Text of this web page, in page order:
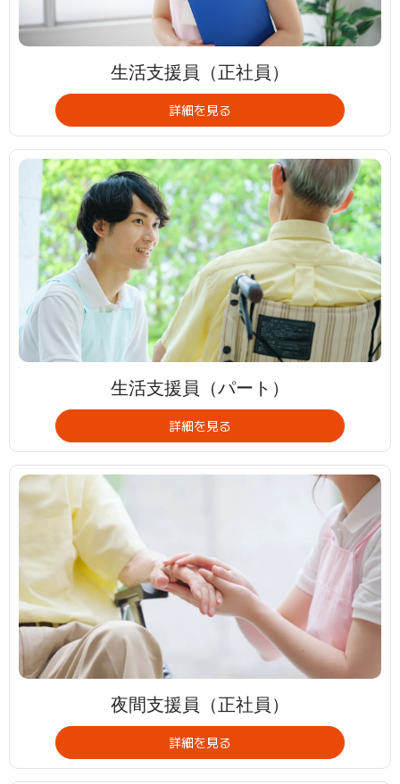
生活支援員（正社員）
詳細を見る
生活支援員（パート）
詳細を見る
夜間支援員（正社員）
詳細を見る